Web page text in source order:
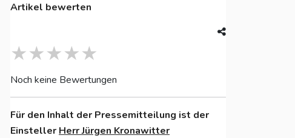
Artikel bewerten
Noch keine Bewertungen
Für den Inhalt der Pressemitteilung ist der
Einsteller Herr Jürgen Kronawitter